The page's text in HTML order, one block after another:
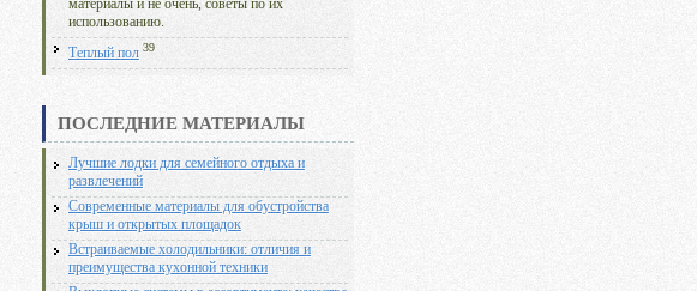
материалы и не очень, советы по их
использованию.
Теплый пол 39
ПОСЛЕДНИЕ МАТЕРИАЛЫ
Лучшие лодки для семейного отдыха и
развлечений
Современные материалы для обустройства
крыш и открытых площадок
Встраиваемые холодильники: отличия и
преимущества кухонной техники